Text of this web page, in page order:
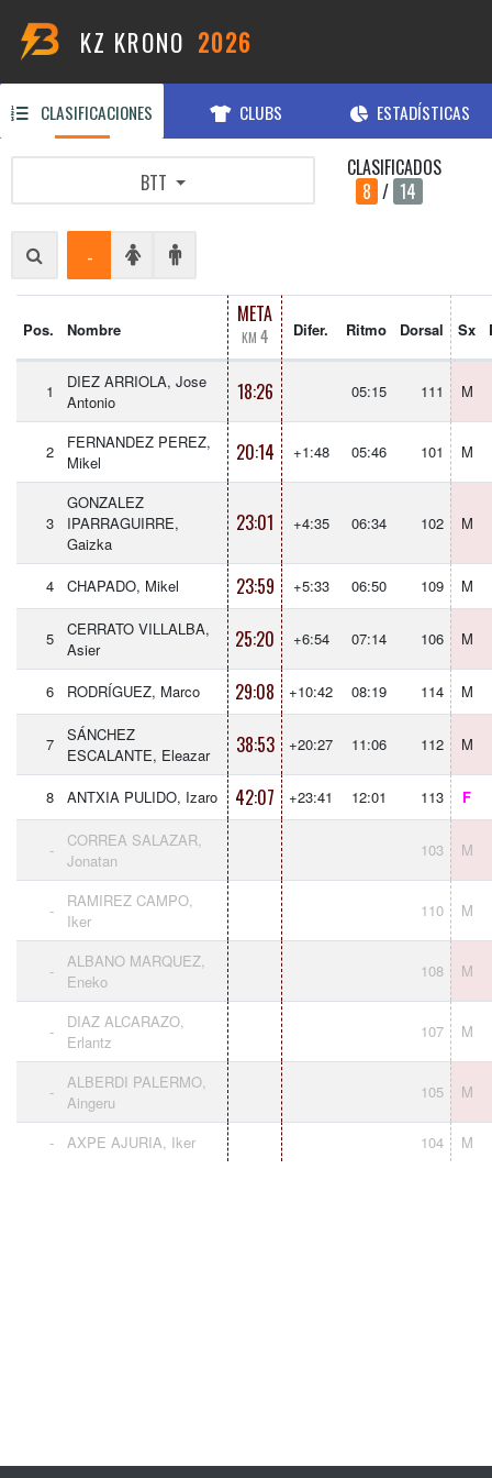
KZ KRONO 2026
CLASIFICACIONES CLUBS ESTADÍSTICAS
BTT
CLASIFICADOS
8 / 14
-
Pos. Nombre
META
KM 4 Difer. Ritmo Dorsal Sx
1
DIEZ ARRIOLA, Jose
Antonio
18:26 05:15 111 M
2
FERNANDEZ PEREZ,
Mikel
20:14 +1:48 05:46 101 M
3
GONZALEZ
IPARRAGUIRRE,
Gaizka
23:01 +4:35 06:34 102 M
4 CHAPADO, Mikel 23:59 +5:33 06:50 109 M
5
CERRATO VILLALBA,
Asier
25:20 +6:54 07:14 106 M
6 RODRÍGUEZ, Marco 29:08 +10:42 08:19 114 M
7
SÁNCHEZ
ESCALANTE, Eleazar
38:53 +20:27 11:06 112 M
8 ANTXIA PULIDO, Izaro 42:07 +23:41 12:01 113 F
-
CORREA SALAZAR,
Jonatan
103 M
-
RAMIREZ CAMPO,
Iker
110 M
-
ALBANO MARQUEZ,
Eneko
108 M
-
DIAZ ALCARAZO,
Erlantz
107 M
-
ALBERDI PALERMO,
Aingeru
105 M
- AXPE AJURIA, Iker 104 M